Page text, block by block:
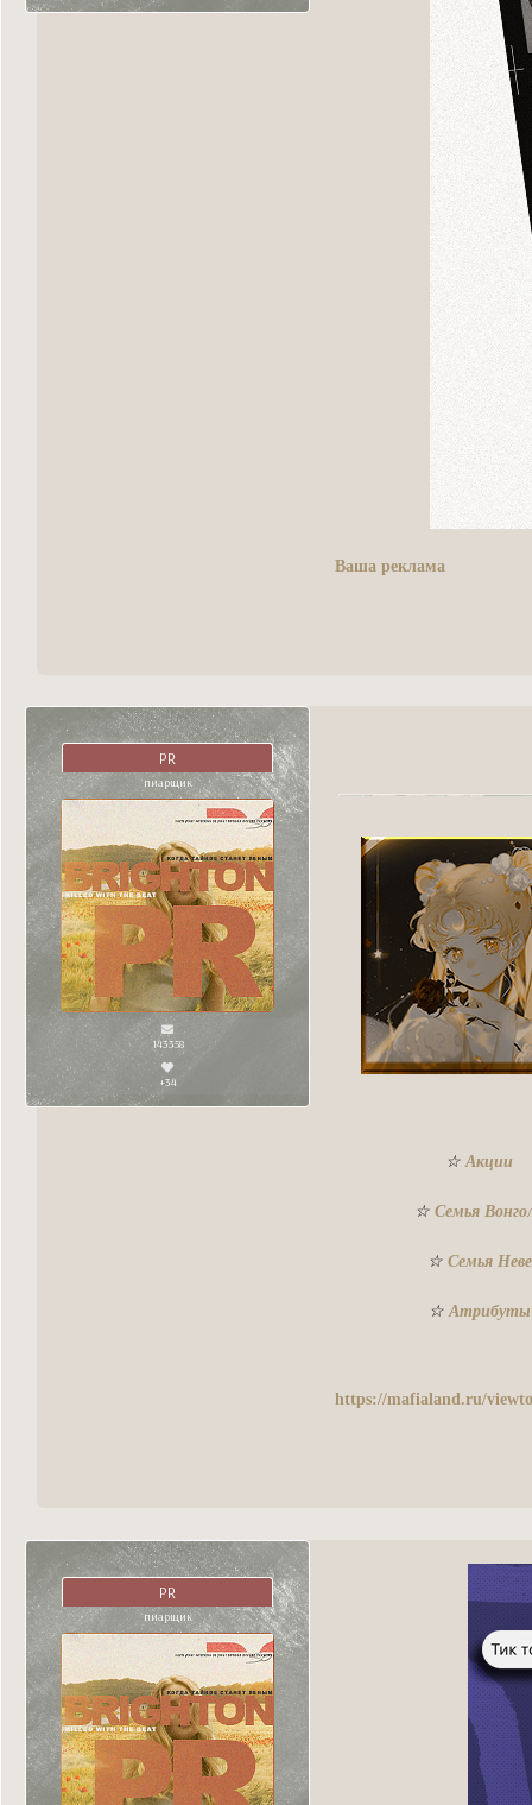
Ваша реклама
PR
пиарщик
143358
+34
☆Акции
☆ Семья
☆ Семья Неве
☆Атрибуты
https://mafialand.ru/
PR
пиарщик